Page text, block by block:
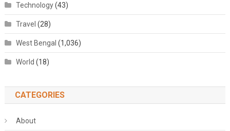
Technology(43)
Travel (28)
West Bengal (1,036)
World (18)
CATEGORIES
About